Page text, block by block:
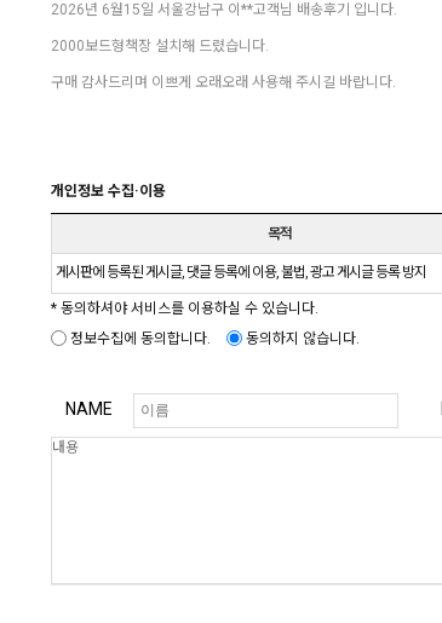
2026년 6월15일 서울강남구 이**고객님 배송후기 입니다.
2000보드형책장 설치해 드렸습니다.
구매 감사드리며 이쁘게 오래오래 사용해 주시길 바랍니다.
개인정보 수집·이용
목적
게시판에 등록된 게시글, 댓글 등록에 이용, 불법, 광고 게시글 등록 방지
* 동의하셔야 서비스를 이용하실 수 있습니다.
정보수집에 동의합니다.
동의하지 않습니다.
NAME